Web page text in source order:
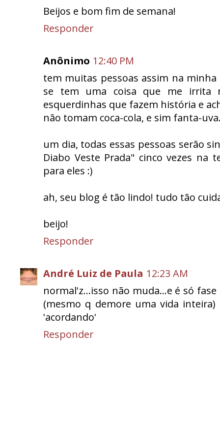
Beijos e bom fim de semana!
Responder
Anônimo 12:40 PM
tem muitas pessoas assim na
se tem uma coisa que me irrita
esquerdinhas que fazem história e
não tomam coca-cola, e sim fanta-
um dia, todas essas pessoas serão
Diabo Veste Prada" cinco vezes na
para eles :)
ah, seu blog é tão lindo! tudo tão
beijo!
Responder
André Luiz de Paula 12:23 AM
normal'z...isso não muda...e é só
(mesmo q demore uma vida
'acordando'
Responder